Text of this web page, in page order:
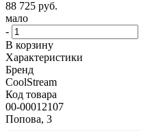
88 725 руб.
мало
-
В корзину
Характеристики
Бренд
CoolStream
Код товара
00-00012107
Попова, 3